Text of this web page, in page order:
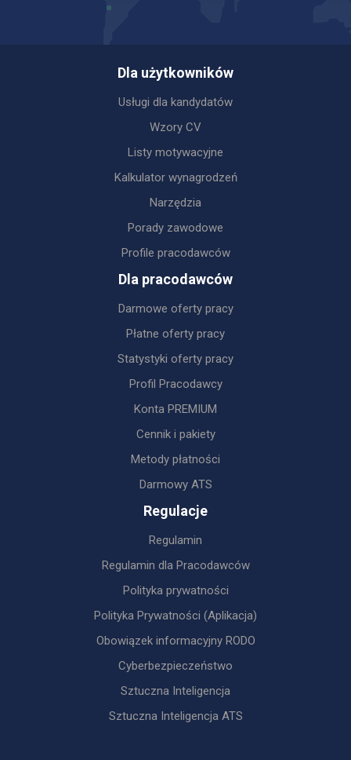
Dla użytkowników
Usługi dla kandydatów
Wzory CV
Listy motywacyjne
Kalkulator wynagrodzeń
Narzędzia
Porady zawodowe
Profile pracodawców
Dla pracodawców
Darmowe oferty pracy
Płatne oferty pracy
Statystyki oferty pracy
Profil Pracodawcy
Konta PREMIUM
Cennik i pakiety
Metody płatności
Darmowy ATS
Regulacje
Regulamin
Regulamin dla Pracodawców
Polityka prywatności
Polityka Prywatności (Aplikacja)
Obowiązek informacyjny RODO
Cyberbezpieczeństwo
Sztuczna Inteligencja
Sztuczna Inteligencja ATS